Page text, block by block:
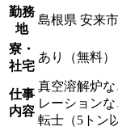
勤務
地
島根県 安来市
寮・
社宅
あり（無料）
仕事
内容
真空溶解炉
レーション
転士（5トン